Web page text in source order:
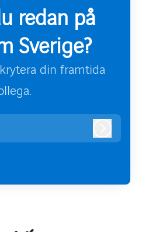
redan på
Sverige?
din framtida